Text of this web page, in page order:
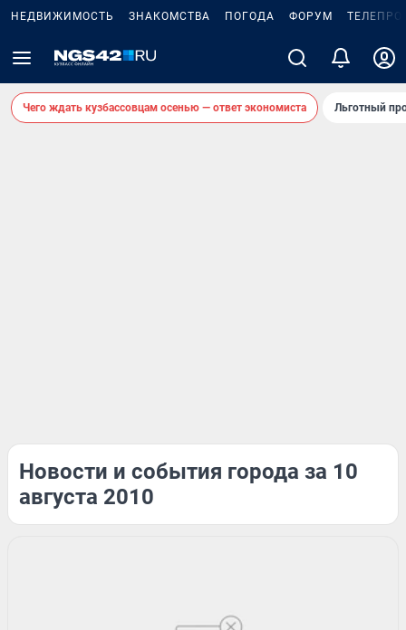
НЕДВИЖИМОСТЬ ЗНАКОМСТВА ПОГОДА ФОРУМ
Чего ждать кузбассовцам осенью — ответ экономиста Льготный
Новости и события города за 10
августа 2010